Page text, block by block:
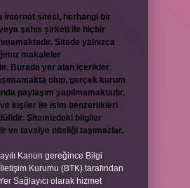
internet sitesi, herhangi bir
şahıs şirketi ile hiçbir
Sitede yalnızca
makaleler
Burada yer alan içerikler
olup, gerçek kurum
paylaşım yapılmamaktadır.
kişiler ile isim benzerlikleri
Sitemizdeki bilgiler
ve tavsiye niteliği taşımazlar.
Kanun gereğince Bilgi
Kurumu (BTK) tarafından
Sağlayıcı olarak hizmet